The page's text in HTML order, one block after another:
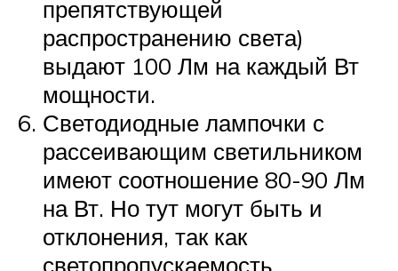
препятствующей
распространению света)
выдают 100 Лм на каждый Вт
мощности.
Светодиодные лампочки с
рассеивающим светильником
имеют соотношение 80-90 Лм
на Вт. Но тут могут быть и
отклонения, так как
светопропускаемость